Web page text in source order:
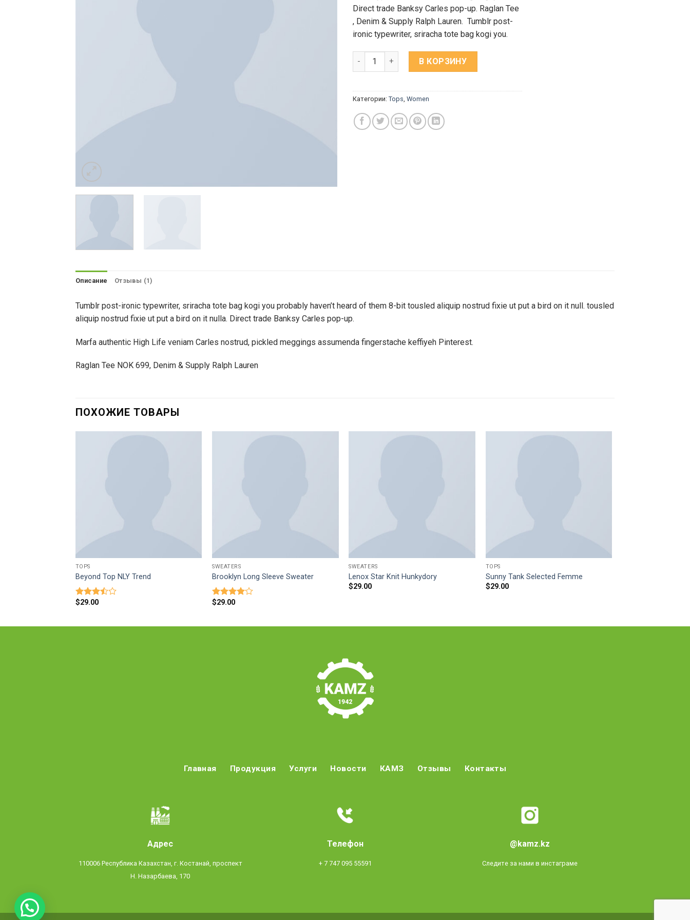
Direct trade Banksy Carles pop-up. Raglan Tee
, Denim & Supply Ralph Lauren. Tumblr post-
ironic typewriter, sriracha tote bag kogi you.
Количество Raglan Tee Denim & Supply Ralph Lauren
В КОРЗИНУ
Категории: Tops Women
Описание Отзывы (1)
Tumblr post-ironic typewriter, sriracha tote bag kogi you probably haven’t heard of them 8-bit tousled aliquip nostrud fixie ut put a bird on it null. tousled
aliquip nostrud fixie ut put a bird on it nulla. Direct trade Banksy Carles pop-up.
Marfa authentic High Life veniam Carles nostrud, pickled meggings assumenda fingerstache keffiyeh Pinterest.
Raglan Tee NOK 699, Denim & Supply Ralph Lauren
ПОХОЖИЕ ТОВАРЫ
TOPS
Beyond Top NLY Trend
Оценка
$29.00
SWEATERS
Brooklyn Long Sleeve Sweater
Оценка
$29.00
SWEATERS
Lenox Star Knit Hunkydory
$29.00
TOPS
Sunny Tank Selected Femme
$29.00
Главная Продукция Услуги Новости КАМЗ Отзывы Контакты
Адрес
110006 Республика Казахстан, г. Костанай, проспект
Н. Назарбаева, 170
Телефон
+ 7 747 095 55591
@kamz.kz
Следите за нами в инстаграме